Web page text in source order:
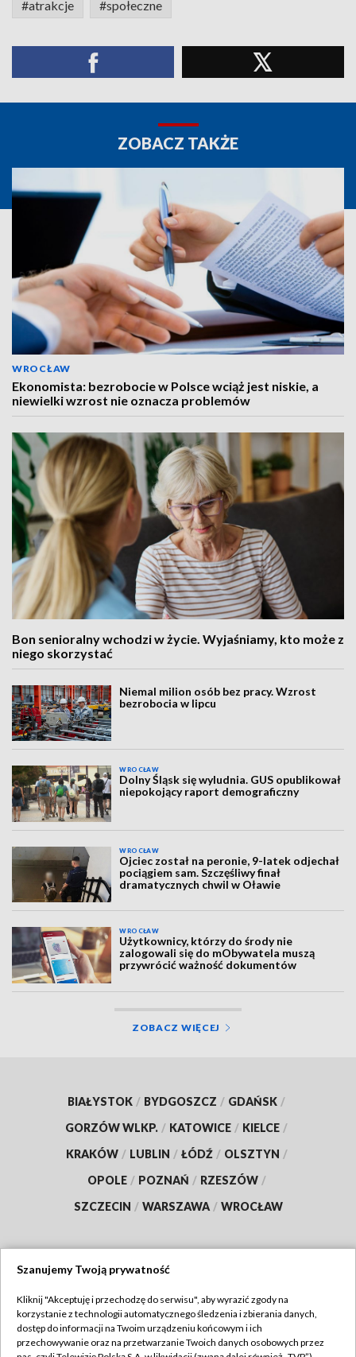
#atrakcje #społeczne
ZOBACZ TAKŻE
WROCŁAW
Ekonomista: bezrobocie w Polsce wciąż jest niskie, a
niewielki wzrost nie oznacza problemów
Bon senioralny wchodzi w życie. Wyjaśniamy, kto może z
niego skorzystać
Niemal milion osób bez pracy. Wzrost
bezrobocia w lipcu
WROCŁAW
Dolny Śląsk się wyludnia. GUS opublikował
niepokojący raport demograficzny
WROCŁAW
Ojciec został na peronie, 9-latek odjechał
pociągiem sam. Szczęśliwy finał
dramatycznych chwil w Oławie
WROCŁAW
Użytkownicy, którzy do środy nie
zalogowali się do mObywatela muszą
przywrócić ważność dokumentów
ZOBACZ WIĘCEJ
BIAŁYSTOK / BYDGOSZCZ / GDAŃSK /
GORZÓW WLKP. / KATOWICE / KIELCE /
KRAKÓW / LUBLIN / ŁÓDŹ / OLSZTYN /
OPOLE / POZNAŃ / RZESZÓW /
SZCZECIN / WARSZAWA / WROCŁAW
TVP
Abonament TVP
Regulamin TVP
Szanujemy Twoją prywatność
Kliknij "Akceptuję i przechodzę do serwisu", aby wyrazić zgody na
korzystanie z technologii automatycznego śledzenia i zbierania danych,
dostęp do informacji na Twoim urządzeniu końcowym i ich
przechowywanie oraz na przetwarzanie Twoich danych osobowych przez